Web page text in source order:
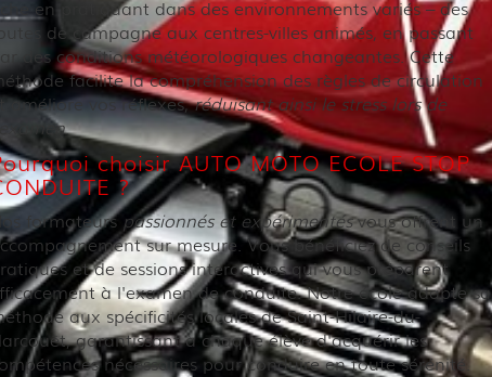
en pratiquant dans des environnements variés – des
de campagne aux centres-villes animés, en passant
des conditions météorologiques changeantes. Cette
facilite la compréhension des règles de circulation
améliore vos réflexes,réduisant ainsi le stress lors de
.
choisir AUTO MOTO ECOLE STOP
?
formateurspassionnés et expérimentésvous offrent un
sur mesure. Vous bénéficiez de conseils
et de sessions interactives qui vous préparent
à l'examen de conduite. Notre école adapte sa
aux spécificités locales de Saint-Hilaire-du-
garantissant à chaque élève d'acquérir les
nécessaires pour conduire en toute sérénité.